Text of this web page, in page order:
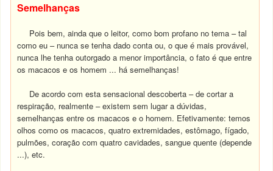
Semelhanças
Pois bem, ainda que o leitor, como bom profano no tema – tal
como eu – nunca se tenha dado conta ou, o que é mais provável,
nunca lhe tenha outorgado a menor importância, o fato é que entre
os macacos e os homem ... há semelhanças!
De acordo com esta sensacional descoberta – de cortar a
respiração, realmente – existem sem lugar a dúvidas,
semelhanças entre os macacos e o homem. Efetivamente: temos
olhos como os macacos, quatro extremidades, estômago, fígado,
pulmões, coração com quatro cavidades, sangue quente (depende
...), etc.